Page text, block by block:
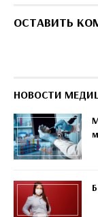
ОСТАВИТЬ
НОВОСТИ